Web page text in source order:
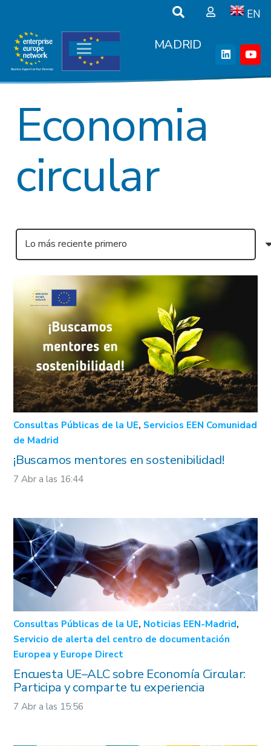
EN
MADRID
Economia
circular
Consultas Públicas de la UE, Servicios EEN Comunidad
de Madrid
¡Buscamos mentores en sostenibilidad!
7 Abr a las 16:44
Consultas Públicas de la UE, Noticias EEN-Madrid,
Servicio de alerta del centro de documentación
Europea y Europe Direct
Encuesta UE–ALC sobre Economía Circular:
Participa y comparte tu experiencia
7 Abr a las 15:56